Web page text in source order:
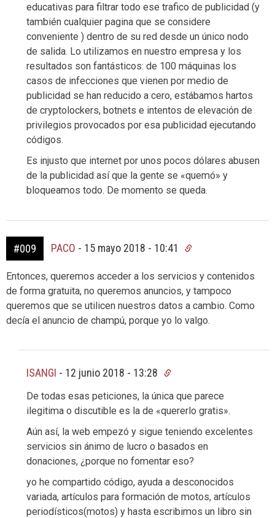
educativas para filtrar todo ese trafico de publicidad (y
también cualquier pagina que se considere
conveniente ) dentro de su red desde un único nodo
de salida. Lo utilizamos en nuestro empresa y los
resultados son fantásticos: de 100 máquinas los
casos de infecciones que vienen por medio de
publicidad se han reducido a cero, estábamos hartos
de cryptolockers, botnets e intentos de elevación de
privilegios provocados por esa publicidad ejecutando
códigos.
Es injusto que internet por unos pocos dólares abusen
de la publicidad así que la gente se «quemó» y
bloqueamos todo. De momento se queda.
#009 PACO - 15 mayo 2018 - 10:41
Entonces, queremos acceder a los servicios y contenidos
de forma gratuita, no queremos anuncios, y tampoco
queremos que se utilicen nuestros datos a cambio. Como
decía el anuncio de champú, porque yo lo valgo.
ISANGI - 12 junio 2018 - 13:28
De todas esas peticiones, la única que parece
ilegitima o discutible es la de «quererlo gratis».
Aún así, la web empezó y sigue teniendo excelentes
servicios sin ánimo de lucro o basados en
donaciones, ¿porque no fomentar eso?
yo he compartido código, ayuda a desconocidos
variada, artículos para formación de motos, artículos
periodísticos(motos) y hasta escribimos un libro sin